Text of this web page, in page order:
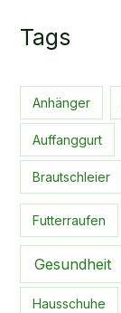
Tags
Anhänger
Auffanggurt
Brautschleier
Futterraufen
Gesundheit
Hausschuhe